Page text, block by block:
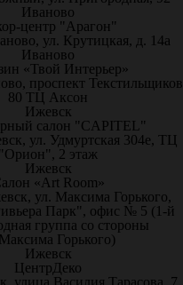
Иваново
центр "Арагон"
ул. Крутицкая, д. 14а
Иваново
«Твой Интерьер»
проспект Текстильщиков
80 ТЦ Аксон
Ижевск
салон "CAPITEL"
ул. Удмуртская 304е, ТЦ
"Орион", 2 этаж
Ижевск
«Art Room»
ул. Максима Горького,
Парк", офис № 5 (1-й
группа со стороны
Горького)
Ижевск
ЦентрДеко
улица Василия Тарасова, 7,